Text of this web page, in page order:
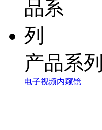
产品系列
电子视频内窥镜